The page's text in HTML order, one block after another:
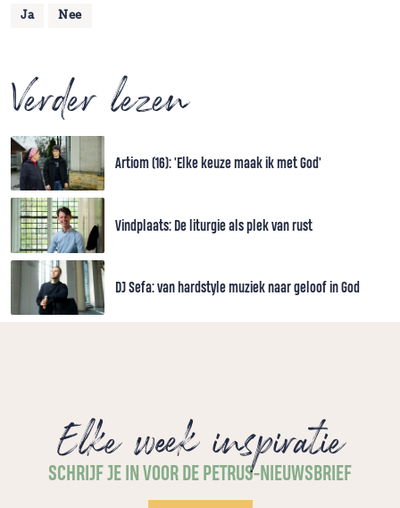
Ja Nee
Verder lezen
Artiom (16): 'Elke keuze maak ik met God'
Vindplaats: De liturgie als plek van rust
DJ Sefa: van hardstyle muziek naar geloof in God
Elke week inspiratie
SCHRIJF JE IN VOOR DE PETRUS-NIEUWSBRIEF